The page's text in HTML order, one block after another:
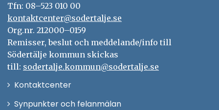
Tfn: 08–523 010 00
kontaktcenter@sodertalje.se
Org.nr. 212000–0159
Remisser, beslut och meddelande/info till
Södertälje kommun skickas
till: sodertalje.kommun@sodertalje.se
KontaktcenterÖppna
Synpunkter och felanmälan